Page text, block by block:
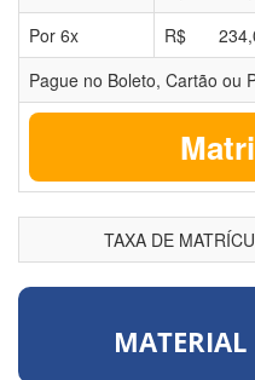
Por 6x R$
Pague no Boleto, Cartão ou
TAXA DE